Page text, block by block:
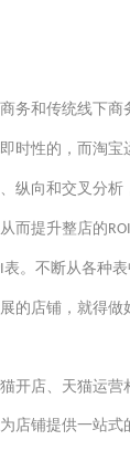
务和传统线下商
时性的， 而淘宝
纵向和交叉分析
而提升整店的ROI
表。不断从各种
的店铺，就得做
开店、天猫运营
店铺提供一站式